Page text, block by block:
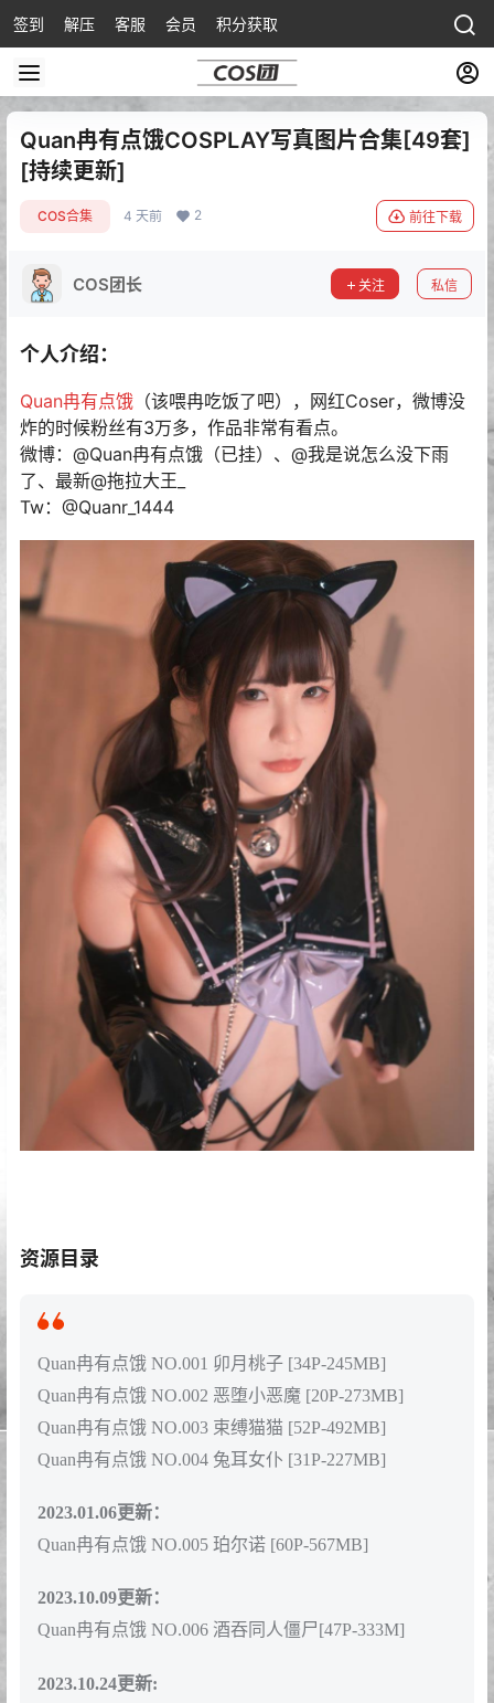
签到 解压 客服 会员 积分获取
Quan冉有点饿COSPLAY写真图片合集[49套]
[持续更新]
COS合集 4 天前 2 前往下载
COS团长 关注 私信
个人介绍：
Quan冉有点饿 （该喂冉吃饭了吧），网红Coser，微博没
炸的时候粉丝有3万多，作品非常有看点。
微博：@Quan冉有点饿（已挂）、@我是说怎么没下雨
了、最新@拖拉大王_
Tw：@Quanr_1444
资源目录
Quan冉有点饿 NO.001 卯月桃子 [34P-245MB]
Quan冉有点饿 NO.002 恶堕小恶魔 [20P-273MB]
Quan冉有点饿 NO.003 束缚猫猫 [52P-492MB]
Quan冉有点饿 NO.004 兔耳女仆 [31P-227MB]
2023.01.06更新：
Quan冉有点饿 NO.005 珀尔诺 [60P-567MB]
2023.10.09更新：
Quan冉有点饿 NO.006 酒吞同人僵尸[47P-333M]
2023.10.24更新: